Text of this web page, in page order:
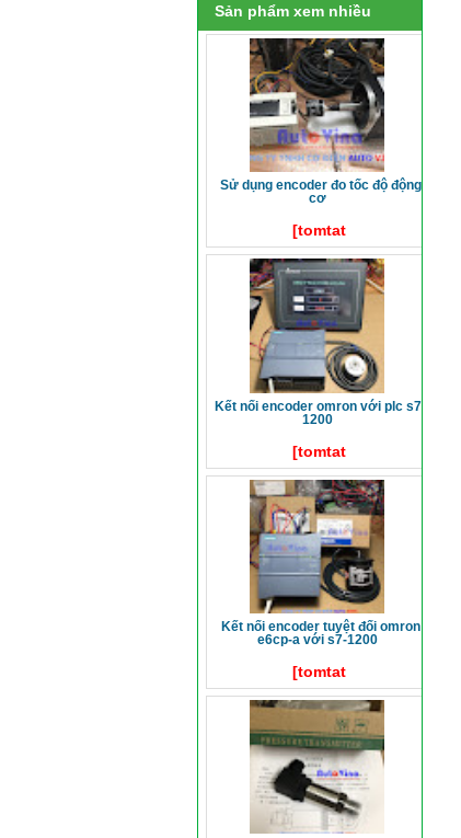
Sản phẩm xem nhiều
sử dụng encoder đo tốc độ động
cơ
[tomtat
kết nối encoder omron với plc s7-
1200
[tomtat
kết nối encoder tuyệt đối omron
e6cp-a với s7-1200
[tomtat